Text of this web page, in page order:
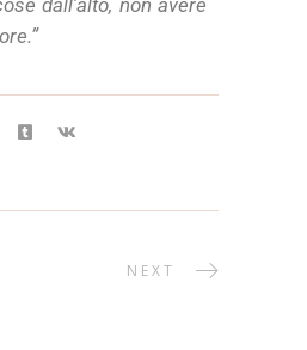
dall’alto, non avere
NEXT